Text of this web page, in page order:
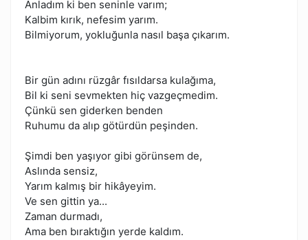
Anladım ki ben seninle varım;
Kalbim kırık, nefesim yarım.
Bilmiyorum, yokluğunla nasıl başa çıkarım.
Bir gün adını rüzgâr fısıldarsa kulağıma,
Bil ki seni sevmekten hiç vazgeçmedim.
Çünkü sen giderken benden
Ruhumu da alıp götürdün peşinden.
Şimdi ben yaşıyor gibi görünsem de,
Aslında sensiz,
Yarım kalmış bir hikâyeyim.
Ve sen gittin ya...
Zaman durmadı,
Ama ben bıraktığın yerde kaldım.